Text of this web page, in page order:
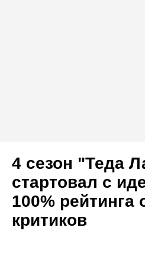
4 сезон "Теда
стартовал с
100% рейтинга
критиков